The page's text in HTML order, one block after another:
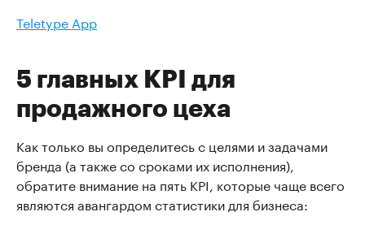
Teletype App
5 главных KPI для
продажного цеха
Как только вы определитесь с целями и задачами
бренда (а также со сроками их исполнения),
обратите внимание на пять KPI, которые чаще всего
являются авангардом статистики для бизнеса: